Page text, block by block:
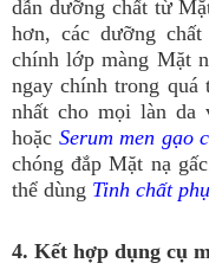
dẫn dưỡng chất từ
hơn, các dưỡng
chính lớp màng Mặt
ngay chính trong
nhất cho mọi làn da
hoặc Serum men gạo
chóng đắp Mặt nạ
thể dùng Tinh chất
4. Kết hợp dụng cụ